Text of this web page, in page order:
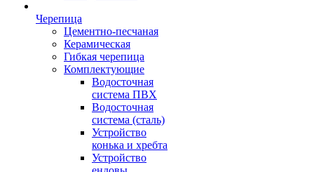
Черепица
Цементно-песчаная
Керамическая
Гибкая черепица
Комплектующие
Водосточная
система ПВХ
Водосточная
система (сталь)
Устройство
конька и хребта
Устройство